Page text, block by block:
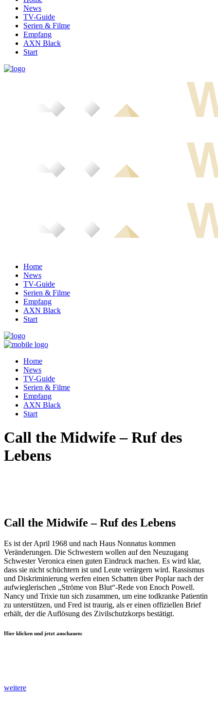
News
TV-Guide
Serien & Filme
Empfang
AXN Black
Start
Home
News
TV-Guide
Serien & Filme
Empfang
AXN Black
Start
Home
News
TV-Guide
Serien & Filme
Empfang
AXN Black
Start
Call the Midwife – Ruf des
Lebens
Call the Midwife – Ruf des Lebens
Es ist der April 1968 und nach Haus Nonnatus kommen
Veränderungen. Die Schwestern wollen auf den Neuzugang
Schwester Veronica einen guten Eindruck machen. Es wird klar,
dass sie nicht schüchtern ist und Leute verärgern wird. Rassismus
und Diskriminierung werfen einen Schatten über Poplar nach der
aufwieglerischen „Ströme von Blut“-Rede von Enoch Powell.
Nancy und Trixie tun sich zusammen, um eine todkranke Patientin
zu unterstützen, und Fred ist traurig, als er einen offiziellen Brief
erhält, der die Auflösung des Zivilschutzkorps bestätigt.
Hier klicken und jetzt anschauen:
weitere